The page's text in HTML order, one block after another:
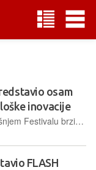
osam
inovacije
BYD Grupa je na ovogodišnjem Festivalu brzine u Goodwoodu predstavila osam modela svojih brendova te demonstrirala vrhunske performanse, naprednu tehnologiju punjenja i luksuzni dizajn
FLASH